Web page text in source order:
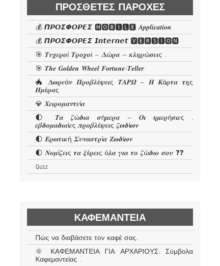
ΠΡΌΣΘΕΤΕΣ ΠΑΡΟΧΈΣ
💰 𝞟𝞠𝞞𝞢𝞥𝞞𝞠𝞔𝞢 🅼🅾🅱🅸🅻🅴 𝜜𝒑𝒑𝒍𝒊𝒄𝒂𝒕𝒊𝒐𝒏
💰 𝞟𝞠𝞞𝞢𝞥𝞞𝞠𝞔𝞢 𝙄𝙣𝙩𝙚𝙧𝙣𝙚𝙩 🆅🅴🆁🆂🅸🅾🅽
🎯 𝜯𝝊𝝌𝜺𝝆𝝄ί 𝜯𝝆𝝄𝝌𝝄ί – 𝜟ώ𝝆𝜶 – 𝜿𝝀𝜼𝝆ώ𝝈𝜺𝜾ς .
🎯 𝑻𝒉𝒆 𝑮𝒐𝒍𝒅𝒆𝒏 𝑾𝒉𝒆𝒆𝒍 𝑭𝒐𝒓𝒕𝒖𝒏𝒆-𝑻𝒆𝒍𝒍𝒆𝒓
🐲 𝜟𝝎𝝆𝜺ά𝝂 𝜫𝝆𝝄𝜷𝝀έ𝝍𝜺𝜾ς 𝜯𝜜𝜬𝜴 – 𝜢 𝜥ά𝝆𝝉𝜶 𝝉𝜼ς
𝜢𝝁έ𝝆𝜶ς
💎 𝜲𝜺𝜾𝝆𝝄𝝁𝜶𝝂𝝉𝜺ί𝜶
🌓 𝜯𝜶 𝜻ώ𝜹𝜾𝜶 𝝈ή𝝁𝜺𝝆𝜶 – 𝜪𝜾 𝜼𝝁𝜺𝝆ή𝝈𝜾𝜺ς ,
𝜺𝜷𝜹𝝄𝝁𝜶𝜹𝜾𝜶ί𝜺ς 𝝅𝝆𝝄𝜷𝝀έ𝝍𝜺𝜾ς 𝜻𝝎𝜹ί𝝎𝝂
🌓 𝜠𝝆𝝎𝝉𝜾𝜿ή 𝜮𝝊𝝂𝜶𝝈𝝉𝝆ί𝜶 𝜡𝝎𝜹ί𝝎𝝂
🌓 𝜨𝝄𝝁ί𝜻𝜺𝜾ς 𝝉𝜶 𝝃έ𝝆𝜺𝜾ς ό𝝀𝜶 𝜸𝜾𝜶 𝝉𝝄 𝜻ώ𝜹𝜾𝝄 𝝈𝝄𝝊 ❓❓
Quiz
ΚΑΦΕΜΑΝΤΕΊΑ
Πώς να διαβάσετε τον καφέ σας.
🌞 ΚΑΦΕΜΑΝΤΕΙΑ ΓΙΑ ΑΡΧΑΡΙΟΥΣ: Σύμβολα
Καφεμαντείας .